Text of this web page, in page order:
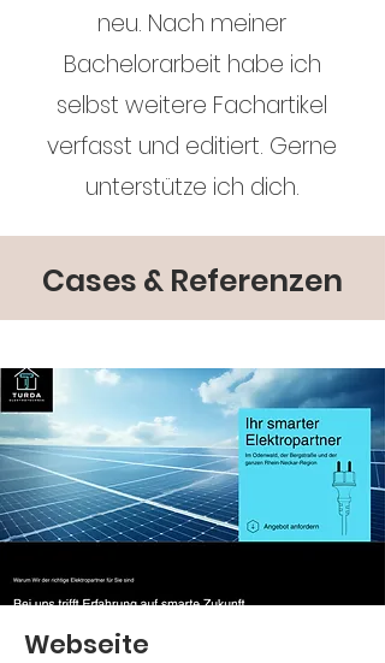
neu. Nach meiner
Bachelorarbeit habe ich
selbst weitere Fachartikel
verfasst und editiert. Gerne
unterstütze ich dich.
Cases & Referenzen
Webseite